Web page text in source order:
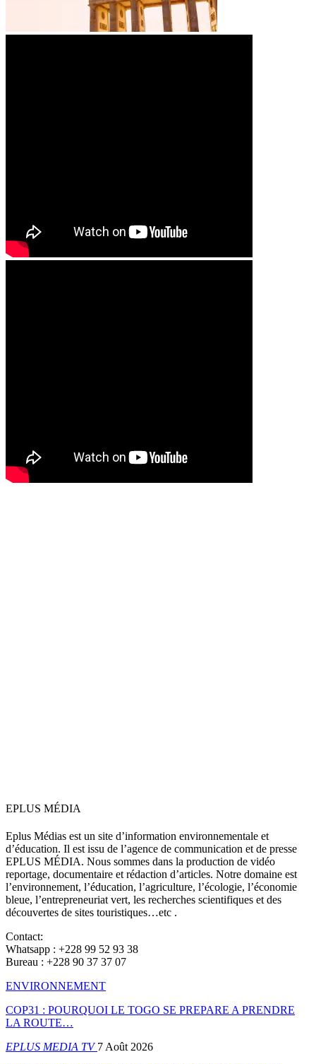
EPLUS MÉDIA
Eplus Médias est un site d’information environnementale et
d’éducation. Il est issu de l’agence de communication et de presse
EPLUS MÉDIA. Nous sommes dans la production de vidéo
reportage, documentaire et rédaction d’articles. Notre domaine est
l’environnement, l’éducation, l’agriculture, l’écologie, l’économie
bleue, l’entrepreneuriat vert, les recherches scientifiques et des
découvertes de sites touristiques…etc .
Contact:
Whatsapp : +228 99 52 93 38
Bureau : +228 90 37 37 07
ENVIRONNEMENT
COP31 : POURQUOI LE TOGO SE PREPARE A PRENDRE
LA ROUTE…
EPLUS MEDIA TV7 Août 2026